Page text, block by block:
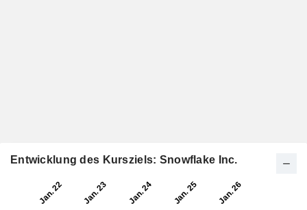
Entwicklung des Kursziels: Snowflake Inc.